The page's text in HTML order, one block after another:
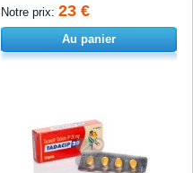
Notre prix: 23 €
Au panier